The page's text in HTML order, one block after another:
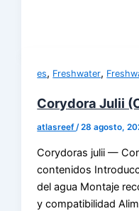
es, Freshwater,
Corydora Julii
atlasreef/28 agosto,
Corydoras julii —
contenidos
del agua Montaje
y compatibilidad